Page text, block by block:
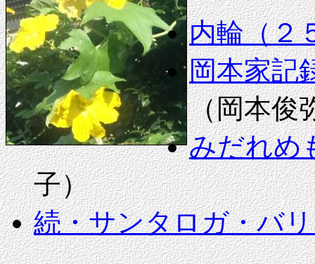
内輪（２
岡本家記
（岡本
みだれめ
子）
続・サンタロガ・バ